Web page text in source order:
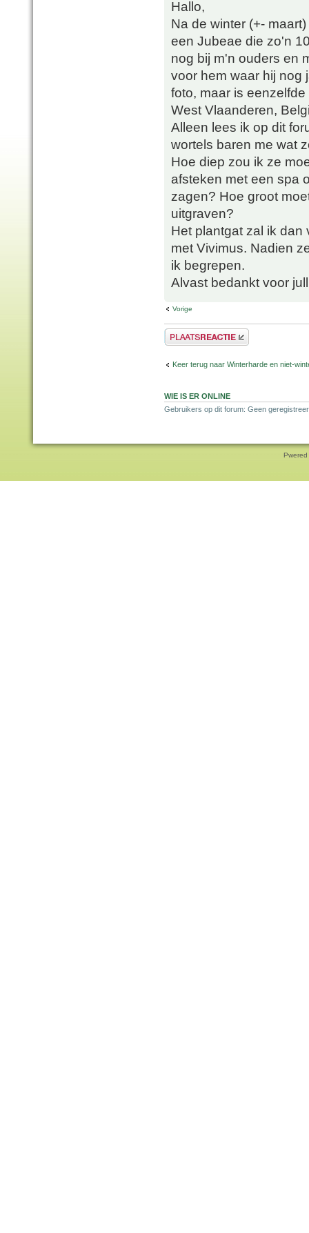
Hallo,
Na de winter (+-
een Jubeae die zo'n
nog bij m'n ouders en
voor hem waar hij
foto, maar is
West Vlaanderen,
Alleen lees ik op dit
wortels baren me wat
Hoe diep zou ik ze
afsteken met een spa
zagen? Hoe groot
uitgraven?
Het plantgat zal ik
met Vivimus. Nadien
ik begrepen.
Alvast bedankt voor
Vorige
Plaats een reactie
Keer terug naar Winterharde en niet-
WIE IS ER ONLINE
Gebruikers op dit forum: Geen